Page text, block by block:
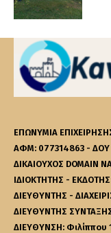
ΕΠΩΝΥΜΙΑ
ΑΦΜ: 077314863 - ΔΟΥ
ΔΙΚΑΙΟΥΧΟΣ DOMAIN
ΙΔΙΟΚΤΗΤΗΣ -
ΔΙΕΥΘΥΝΤΗΣ -
ΔΙΕΥΘΥΝΤΗΣ
ΔΙΕΥΘΥΝΣΗ: Φιλίππου